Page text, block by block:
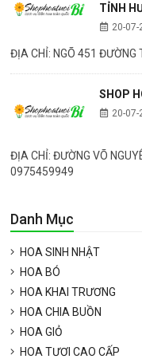
TỈNH
20-07-
ĐỊA CHỈ: NGÕ 451 ĐƯỜNG
SHOP
20-07-
ĐỊA CHỈ: ĐƯỜNG VÕ
0975459949
Danh Mục
HOA SINH NHẬT
HOA BÓ
HOA KHAI TRƯƠNG
HOA CHIA BUỒN
HOA GIỎ
HOA TƯƠI CAO CẤP